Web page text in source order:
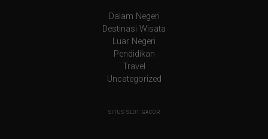
Dalam Negeri
Destinasi Wisata
Luar Negeri
Pendidikan
Travel
Uncategorized
SITUS SLOT GACOR